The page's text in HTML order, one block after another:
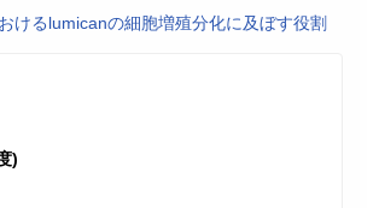
けるlumicanの細胞増殖分化に及ぼす役割
)